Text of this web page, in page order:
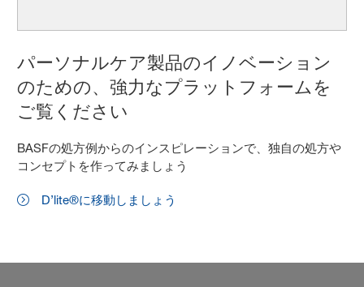
パーソナルケア製品のイノベーション
のための、強力なプラットフォームを
ご覧ください
BASFの処方例からのインスピレーションで、独自の処方や
コンセプトを作ってみましょう
D’lite®に移動しましょう